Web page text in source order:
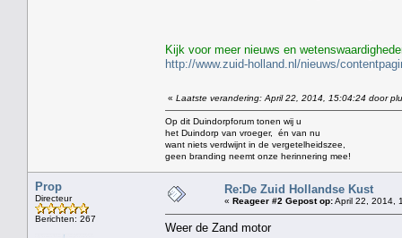
Kijk voor meer nieuws en
http://www.zuid-holland.nl/nieuws/
« Laatste verandering: April 22, 2014, 15:04:24 door
Op dit Duindorpforum tonen wij u
het Duindorp van vroeger, én van nu
want niets verdwijnt in de vergetelheidszee,
geen branding neemt onze herinnering mee!
Prop
Directeur
Berichten: 267
Re:De Zuid Hollandse Kust
« Reageer #2 Gepost op:April 22, 2014,
Weer de Zand motor